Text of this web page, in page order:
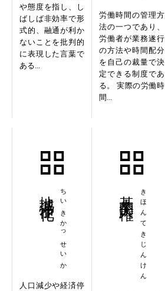
や態度を指し、し
ばしば非効率で形
式的、融通が利か
ないことを批判的
に表現した言葉で
ある...
労働時間の管理方
法の一つであり、
労働者が業務遂行
の方法や時間配分
を自己の裁量で決
定できる制度であ
る。 実際の労働時
間...
ちいきかっせいか
人口減少や経済停
きほんてきじんけん